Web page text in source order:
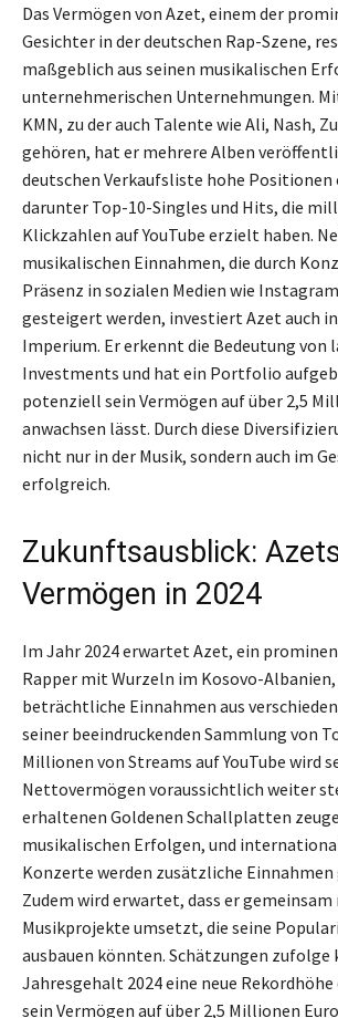
Das Vermögen von Azet, einem der
Gesichter in der deutschen Rap-Szene,
maßgeblich aus seinen musikalischen
unternehmerischen Unternehmungen.
KMN, zu der auch Talente wie Ali, Nash,
gehören, hat er mehrere Alben
deutschen Verkaufsliste hohe Positionen
darunter Top-10-Singles und Hits, die
Klickzahlen auf YouTube erzielt haben.
musikalischen Einnahmen, die durch
Präsenz in sozialen Medien wie
gesteigert werden, investiert Azet auch
Imperium. Er erkennt die Bedeutung von
Investments und hat ein Portfolio
potenziell sein Vermögen auf über 2,5
anwachsen lässt. Durch diese
nicht nur in der Musik, sondern auch im
erfolgreich.
Zukunftsausblick:
Vermögen in 2024
Im Jahr 2024 erwartet Azet, ein
Rapper mit Wurzeln im Kosovo-
beträchtliche Einnahmen aus
seiner beeindruckenden Sammlung von
Millionen von Streams auf YouTube wird
Nettovermögen voraussichtlich weiter
erhaltenen Goldenen Schallplatten
musikalischen Erfolgen, und
Konzerte werden zusätzliche Einnahmen
Zudem wird erwartet, dass er gemeinsam
Musikprojekte umsetzt, die seine
ausbauen könnten. Schätzungen zufolge
Jahresgehalt 2024 eine neue Rekordhöhe
sein Vermögen auf über 2,5 Millionen